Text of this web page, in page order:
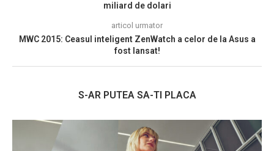
miliard de dolari
articol urmator
MWC 2015: Ceasul inteligent ZenWatch a celor de la Asus a
fost lansat!
S-AR PUTEA SA-TI PLACA